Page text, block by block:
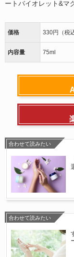
ートバイオレット&マ
価格 330円（税込
内容量 75ml
合わせて読みたい
合わせて読みたい